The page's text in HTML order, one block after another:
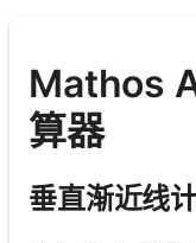
Mathos
算器
垂直渐近线